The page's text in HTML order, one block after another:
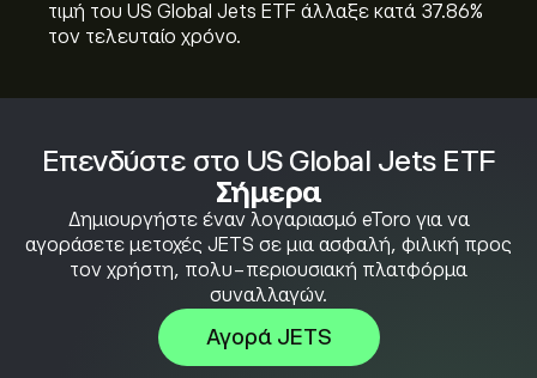
Επενδύστε στο US Global Jets ETF
Σήμερα
Δημιουργήστε έναν λογαριασμό eToro για να
αγοράσετε μετοχές JETS σε μια ασφαλή, φιλική προς
τον χρήστη, πολυ-περιουσιακή πλατφόρμα
συναλλαγών.
Αγορά JETS
τιμή του US Global Jets ETF άλλαξε κατά ‎37.86‎%
τον τελευταίο χρόνο.